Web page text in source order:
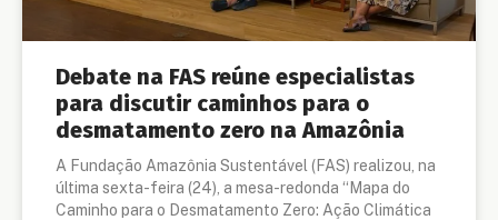
Debate na FAS reúne especialistas
para discutir caminhos para o
desmatamento zero na Amazônia
A Fundação Amazônia Sustentável (FAS) realizou, na
última sexta-feira (24), a mesa-redonda “Mapa do
Caminho para o Desmatamento Zero: Ação Climática